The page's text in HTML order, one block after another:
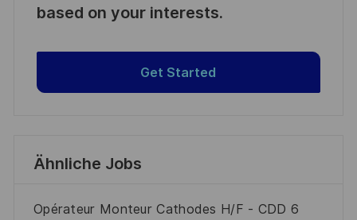
based on your interests.
Get Started
Ähnliche Jobs
Opérateur Monteur Cathodes H/F - CDD 6